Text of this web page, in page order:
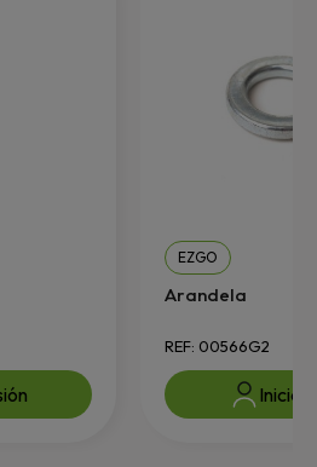
EZGO
Arandela
REF: 00566G2
Inicia